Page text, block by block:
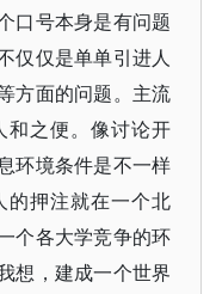
口号本身是有问题
仅仅是单单引进人
方面的问题。主流
和之便。像讨论开
环境条件是不一样
的押注就在一个北
个各大学竞争的环
想，建成一个世界